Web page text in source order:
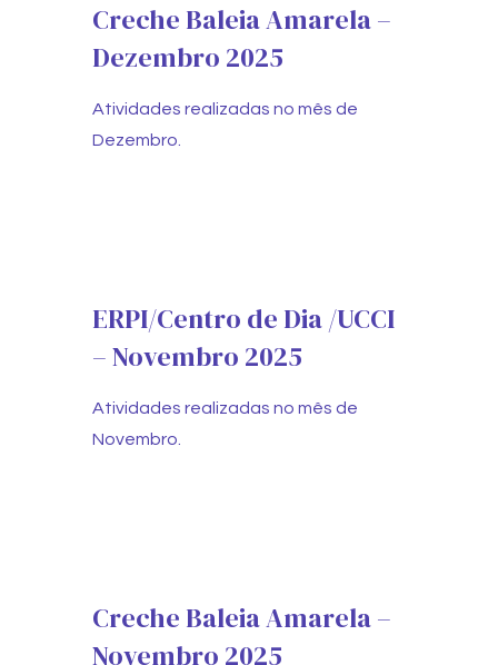
Creche Baleia Amarela –
Dezembro 2025
Atividades realizadas no mês de
Dezembro.
ERPI/Centro de Dia /UCCI
– Novembro 2025
Atividades realizadas no mês de
Novembro.
Creche Baleia Amarela –
Novembro 2025